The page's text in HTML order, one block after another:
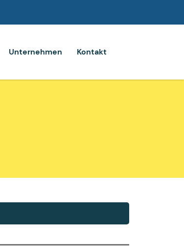
Unternehmen Kontakt